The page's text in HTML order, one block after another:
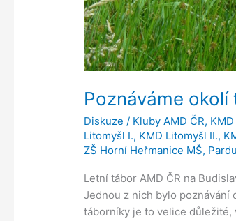
Poznáváme okolí
Diskuze / Kluby AMD ČR,
Litomyšl I., KMD Litomyšl II.,
ZŠ Horní Heřmanice MŠ,
Letní tábor AMD ČR na
Jednou z nich bylo poznávání
táborníky je to velice